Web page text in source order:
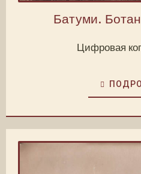
Батуми.
Цифровая